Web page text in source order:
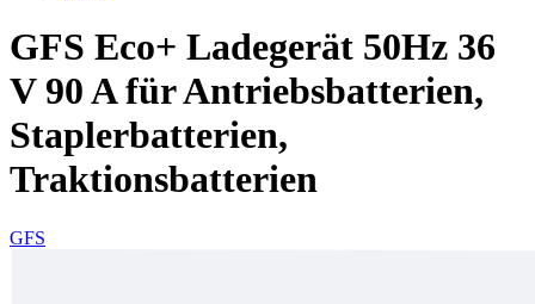
GFS Eco+ Ladegerät 50Hz 36
V 90 A für Antriebsbatterien,
Staplerbatterien,
Traktionsbatterien
GFS